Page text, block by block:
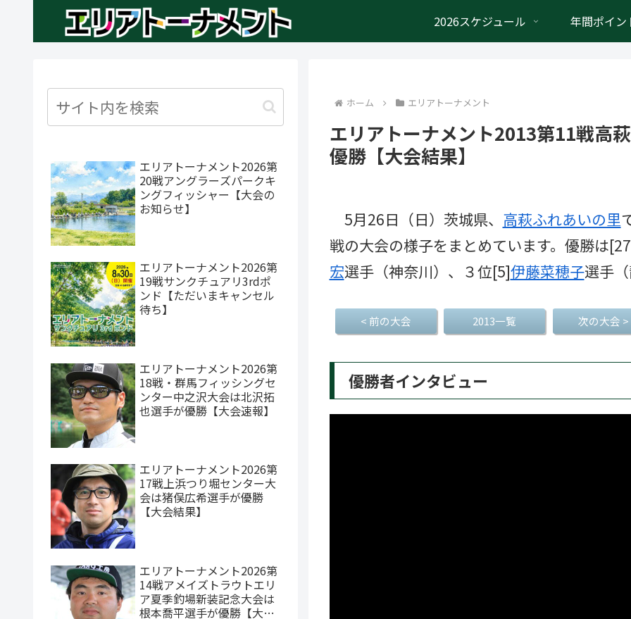
2026スケジュール 年間ポイン
ホーム エリアトーナメント
エリアトーナメント2013第11戦高
優勝【大会結果】
5月26日（日）茨城県、 高萩ふれあいの里
戦の大会の様子をまとめています。優勝は
宏選手（神奈川）、３位[5]伊藤菜穂子選手
< 前の大会 2013一覧 次の大会 >
優勝者インタビュー
エリアトーナメント2026第
20戦アングラーズパークキ
ングフィッシャー【大会の
お知らせ】
エリアトーナメント2026第
19戦サンクチュアリ3rdポ
ンド【ただいまキャンセル
待ち】
エリアトーナメント2026第
18戦・群馬フィッシングセ
ンター中之沢大会は北沢拓
也選手が優勝【大会速報】
エリアトーナメント2026第
17戦上浜つり堀センター大
会は猪俣広希選手が優勝
【大会結果】
エリアトーナメント2026第
14戦アメイズトラウトエリ
ア夏季釣場新装記念大会は
根本喬平選手が優勝【大会